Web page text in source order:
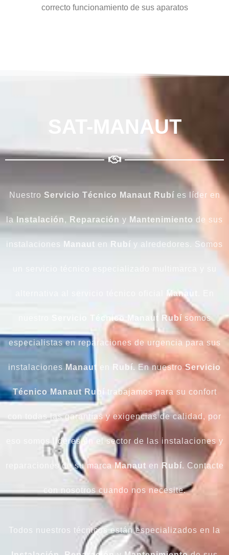
correcto funcionamiento de sus aparatos
SAT-MANAUT
Nuestro Servicio Técnico Manaut Rubí es líder en
la Instalación, Reparación y Mantenimiento de sus
instalaciones Manaut en Rubí y alrededores. Somos
Manaut
Servicio Técnico Manaut Rubí somos
especialistas en reparaciones de urgencia para sus
instalaciones Manaut en Rubí.En nuestroServicio
Técnico Manaut Rubí trabajamos para su confort
con todas las garantías y exigencias de calidad, por
eso somos líderes en el sector de las instalaciones y
reparaciones de su marcaManaut en Rubí. Contacte
con nosotros cuando nos necesite.
Todos nuestros técnicos están especializados en la